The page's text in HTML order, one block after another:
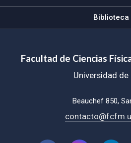
Biblioteca
Facultad de Ciencias
Universidad de
Beauchef 850,